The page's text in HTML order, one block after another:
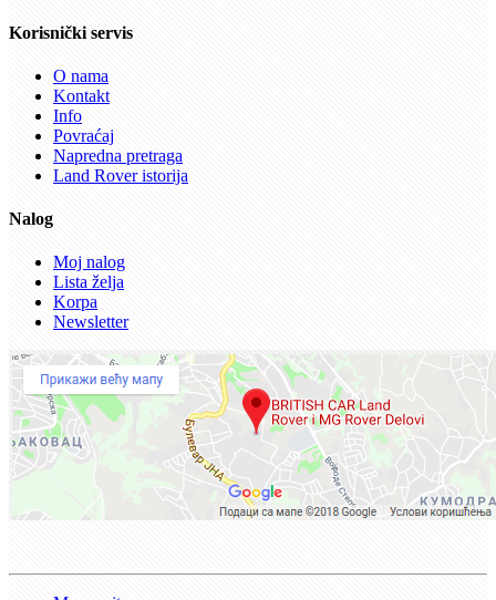
Korisnički servis
O nama
Kontakt
Info
Povraćaj
Napredna pretraga
Land Rover istorija
Nalog
Moj nalog
Lista želja
Korpa
Newsletter